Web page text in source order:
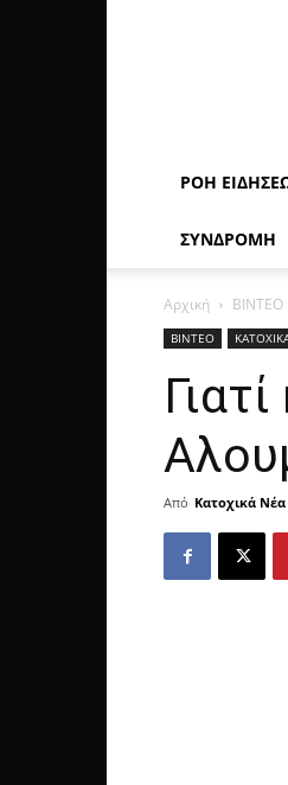
ΡΟΉ
ΣΥΝΔΡΟΜΗ
Αρχική ΒΙΝΤΕΟ
ΒΙΝΤΕΟ
Από Κατοχικά Νέα